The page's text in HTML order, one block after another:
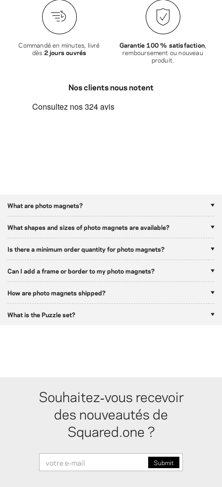
Commandé en minutes, livré
dès 2 jours ouvrés
Garantie 100 % satisfaction
remboursement ou nouveau
produit.
Nos clients nous notent
What are photo magnets?
What shapes and sizes of photo magnets are available?
Is there a minimum order quantity for photo magnets?
Can I add a frame or border to my photo magnets?
How are photo magnets shipped?
What is the Puzzle set?
Souhaitez‑vous recevoir
des nouveautés de
Squared.one ?